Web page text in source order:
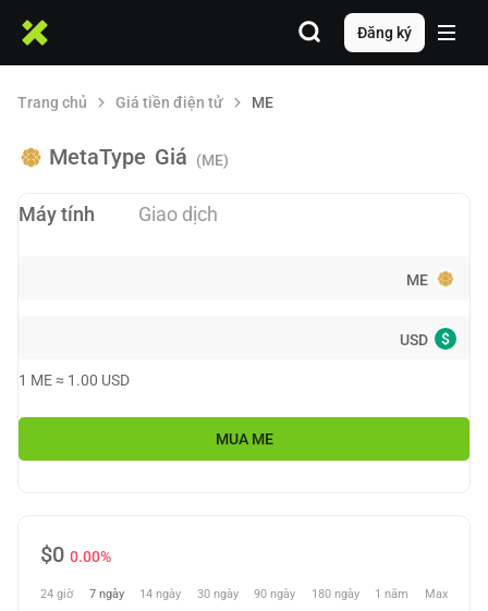
Đăng ký
Trang chủ Giá tiền điện tử ME
MetaType Giá (ME)
Máy tính Giao dịch
ME
USD $
1 ME≈ 1.00 USD
MUA ME
$0 0.00%
24 giờ 7 ngày 14 ngày 30 ngày 90 ngày 180 ngày 1 năm Max